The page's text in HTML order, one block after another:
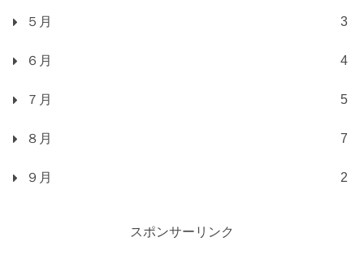
５月 3
６月 4
７月 5
８月 7
９月 2
スポンサーリンク